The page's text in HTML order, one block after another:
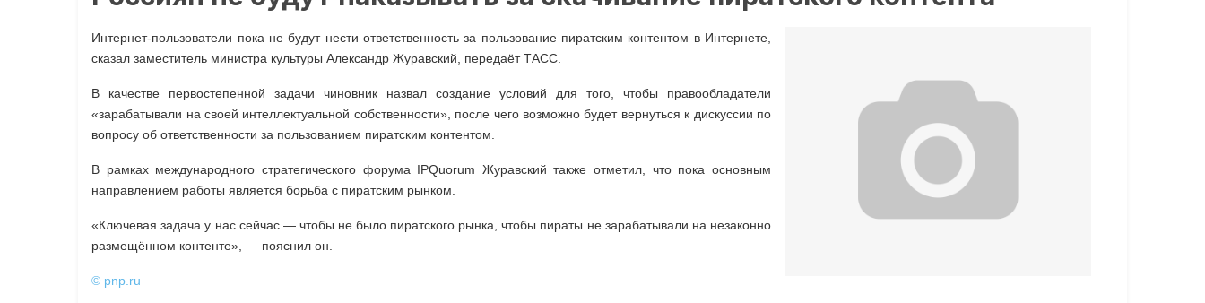
Интернет-пользователи пока не будут нести ответственность за пользование пиратским контентом в Интернете,
сказал заместитель министра культуры Александр Журавский, передаёт ТАСС.
В качестве первостепенной задачи чиновник назвал создание условий для того, чтобы правообладатели
«зарабатывали на своей интеллектуальной собственности», после чего возможно будет вернуться к дискуссии по
вопросу об ответственности за пользованием пиратским контентом.
В рамках международного стратегического форума IPQuorum Журавский также отметил, что пока основным
направлением работы является борьба с пиратским рынком.
«Ключевая задача у нас сейчас — чтобы не было пиратского рынка, чтобы пираты не зарабатывали на незаконно
размещённом контенте», — пояснил он.
© pnp.ru